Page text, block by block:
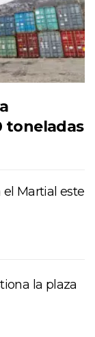
toneladas
Martial este
la plaza